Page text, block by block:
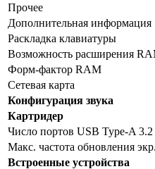
Прочее
Дополнительная информация
Раскладка клавиатуры
Возможность расширения
Форм-фактор RAM
Сетевая карта
Конфигурация звука
Картридер
Число портов USB Type-A 3.2
Макс. частота обновления
Встроенные устройства